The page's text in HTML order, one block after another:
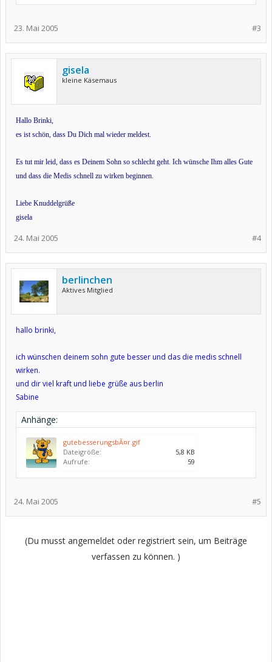
#3
23. Mai 2005
gisela
kleine Käsemaus
Hallo Brinki,
es ist schön, dass Du Dich mal wieder meldest.
Es tut mir leid, dass es Deinem Sohn so schlecht geht. Ich wünsche Ihm alles Gute
und dass die Medis schnell zu wirken beginnen.
Liebe Knuddelgrüße
gisela
#4
24. Mai 2005
berlinchen
Aktives Mitglied
hallo brinki,
ich wünschen deinem sohn gute besser und das die medis schnell
wirken.
und dir viel kraft und liebe grüße aus berlin
Sabine
Anhänge:
gutebesserungsbÃ¤r.gif
Dateigröße:
5,8 KB
Aufrufe:
59
#5
24. Mai 2005
(Du musst angemeldet oder registriert sein, um Beiträge
verfassen zu können. )